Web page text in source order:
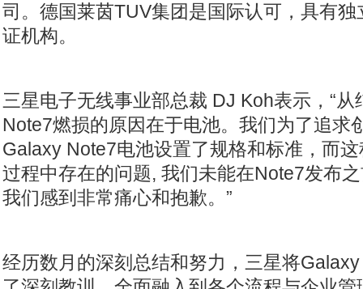
司。德国莱茵TUV集团是国际认可，具有
证机构。
三星电子无线事业部总裁 DJ Koh表示，“从
Note7燃损的原因在于电池。我们为了追求
Galaxy Note7电池设置了规格和标准，而
过程中存在的问题, 我们未能在Note7发布
我们感到非常痛心和抱歉。”
经历数月的深刻总结和努力，三星将